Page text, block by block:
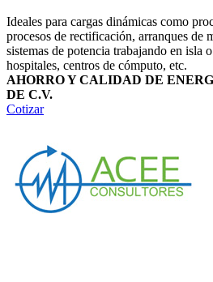
Ideales para cargas dinámicas como
procesos de rectificación, arranques de
sistemas de potencia trabajando en isla
hospitales, centros de cómputo, etc.
AHORRO Y CALIDAD DE
DE C.V.
Cotizar